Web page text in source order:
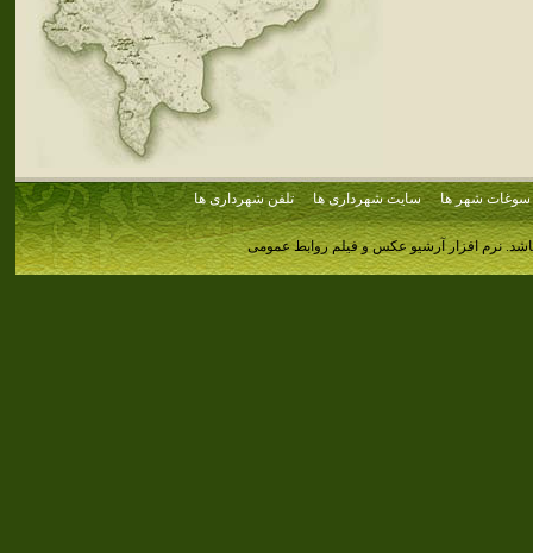
سوغات شهر ها سایت شهرداری ها تلفن شهرداری ها
نرم افزار آرشیو عکس و فیلم روابط عمومی